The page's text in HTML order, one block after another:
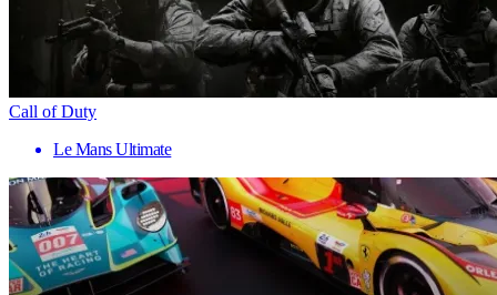
Call of Duty
Le Mans Ultimate